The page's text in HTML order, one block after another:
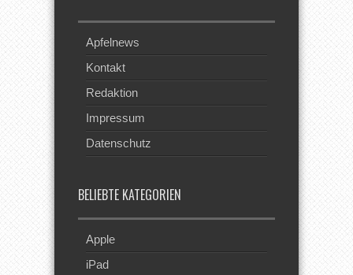
Apfelnews
Kontakt
Redaktion
Impressum
Datenschutz
BELIEBTE KATEGORIEN
Apple
iPad